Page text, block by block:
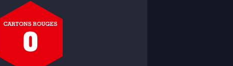
CARTONS ROUGES
0